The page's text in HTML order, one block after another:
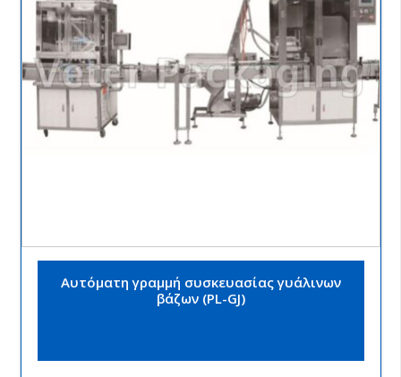
Αυτόματη γραμμή συσκευασίας γυάλινων
βάζων (PL-GJ)